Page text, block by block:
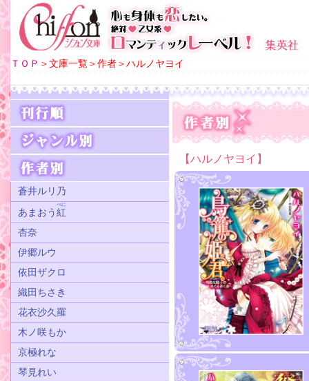
ＴＯＰ ＞文庫一覧＞作者＞ハルノヤヨイ
蒼井ルリ乃
あまおう 紅
べに
杏奈
伊郷ルウ
依田ザクロ
織田ちさき
花衣沙久羅
木ノ咲もか
京極れな
琴見れい
【ハルノヤヨイ】